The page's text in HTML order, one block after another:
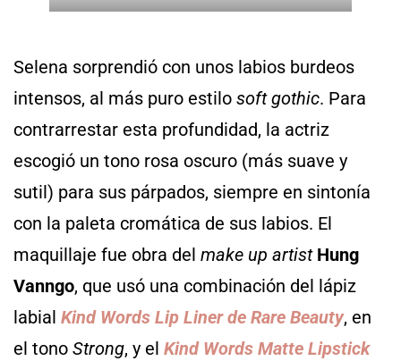
Selena sorprendió con unos labios burdeos
intensos, al más puro estilo soft gothic. Para
contrarrestar esta profundidad, la actriz
escogió un tono rosa oscuro (más suave y
sutil) para sus párpados, siempre en sintonía
con la paleta cromática de sus labios. El
maquillaje fue obra del make up artist Hung
Vanngo, que usó una combinación del lápiz
labial Kind Words Lip Liner de Rare Beauty, en
el tono Strong, y el Kind Words Matte Lipstick